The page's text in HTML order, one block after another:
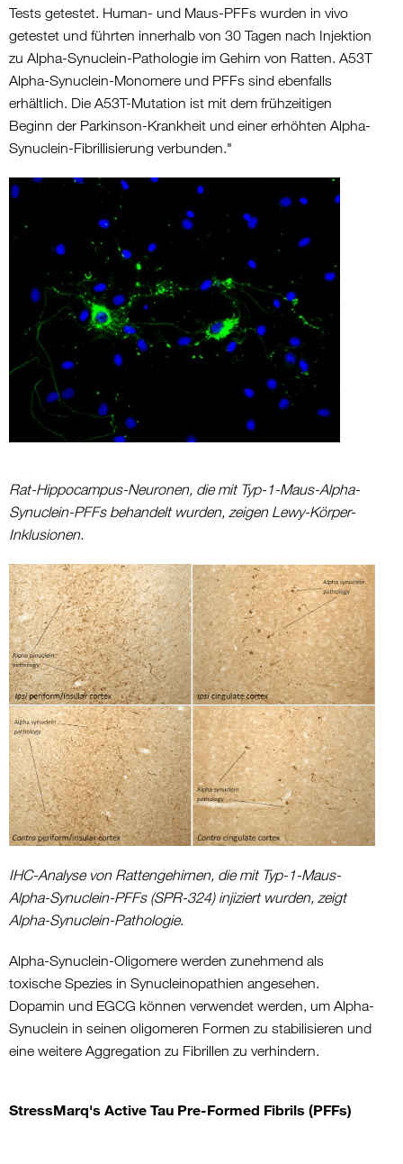
Tests getestet. Human- und Maus-PFFs wurden in vivo
getestet und führten innerhalb von 30 Tagen nach Injektion
zu Alpha-Synuclein-Pathologie im Gehirn von Ratten. A53T
Alpha-Synuclein-Monomere und PFFs sind ebenfalls
erhältlich. Die A53T-Mutation ist mit dem frühzeitigen
Beginn der Parkinson-Krankheit und einer erhöhten Alpha-
Synuclein-Fibrillisierung verbunden."
Rat-Hippocampus-Neuronen, die mit Typ-1-Maus-Alpha-
Synuclein-PFFs behandelt wurden, zeigen Lewy-Körper-
Inklusionen.
IHC-Analyse von Rattengehirnen, die mit Typ-1-Maus-
Alpha-Synuclein-PFFs (SPR-324) injiziert wurden, zeigt
Alpha-Synuclein-Pathologie.
Alpha-Synuclein-Oligomere werden zunehmend als
toxische Spezies in Synucleinopathien angesehen.
Dopamin und EGCG können verwendet werden, um Alpha-
Synuclein in seinen oligomeren Formen zu stabilisieren und
eine weitere Aggregation zu Fibrillen zu verhindern.
StressMarq's Active Tau Pre-Formed Fibrils (PFFs)